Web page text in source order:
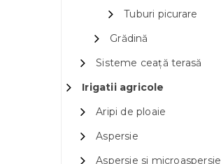
Tuburi picurare
Grădină
Sisteme ceață terasă
Irigatii agricole
Aripi de ploaie
Aspersie
Aspersie si microaspersie